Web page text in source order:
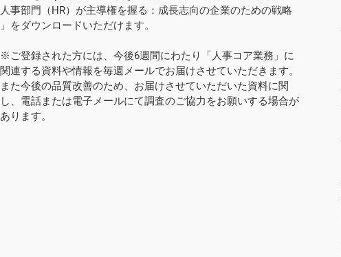
人事部門（HR）が主導権を握る：成長志向の企業のための戦略
」をダウンロードいただけます。
※ご登録された方には、今後6週間にわたり「人事コア業務」に
関連する資料や情報を毎週メールでお届けさせていただきます。
また今後の品質改善のため、お届けさせていただいた資料に関
し、電話または電子メールにて調査のご協力をお願いする場合が
あります。